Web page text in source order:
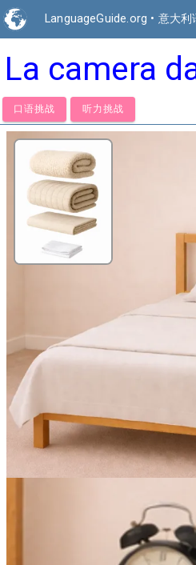
LanguageGuide.org • 意大利
La camera
口语挑战 听力挑战